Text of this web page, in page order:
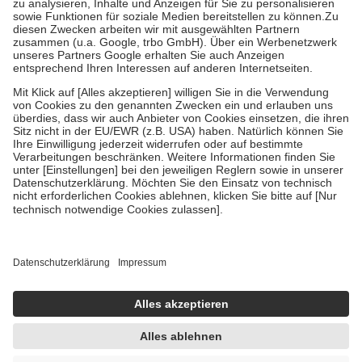
Bei Heilmitteln und häuslicher Krankenpflege beträgt die
Zuzahlung zehn Prozent der Kosten sowie zehn Euro je
Verordnung.
Um das Engagement der Versicherten für ihre eigene Gesundheit zu
stärken und die besondere Stellung der Familie zu unterstützen,
fallenkeine Zuzahlungenan bei:
• Kindern und Jugendlichen bis zum vollendeten 18. Lebensjahr
mit Ausnahme der Fahrkosten
• Untersuchungen zur Vorsorge und Früherkennung, die von der
GKV getragen werden
• empfohlenen Schutzimpfungen
• Harn- und Blutteststreifen
getroffen, um sicherzustellen, dass es sich um echte Bewertungen
https://help.etrusted.com/hc/de/articles/4419944605341
Einige Bilder und Inhalte wurden unter Zuhilfenahme künstlicher